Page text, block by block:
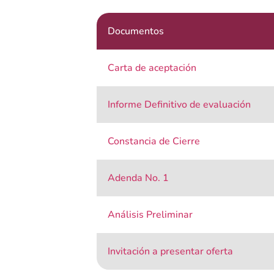
Documentos
Carta de aceptación
Informe Definitivo de evaluación
Constancia de Cierre
Adenda No. 1
Análisis Preliminar
Invitación a presentar oferta